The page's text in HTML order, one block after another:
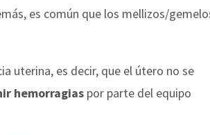
es común que los mellizos/
uterina, es decir, que el útero no se
hemorragias por parte del equipo